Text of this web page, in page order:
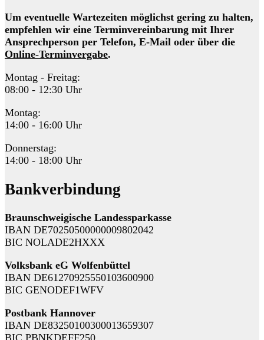
Um eventuelle Wartezeiten möglichst gering zu halten,
empfehlen wir eine Terminvereinbarung mit Ihrer
Ansprechperson per Telefon, E-Mail oder über die
Online-Terminvergabe.
Montag - Freitag:
08:00 - 12:30 Uhr
Montag:
14:00 - 16:00 Uhr
Donnerstag:
14:00 - 18:00 Uhr
Bankverbindung
Braunschweigische Landessparkasse
IBAN DE70250500000009802042
BIC NOLADE2HXXX
Volksbank eG Wolfenbüttel
IBAN DE61270925550103600900
BIC GENODEF1WFV
Postbank Hannover
IBAN DE83250100300013659307